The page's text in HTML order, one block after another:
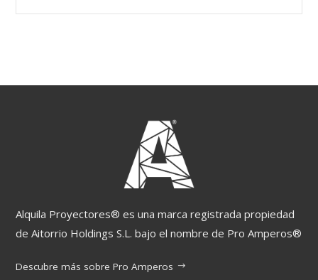
Alquila Proyectores® es una marca registrada propiedad
de Aitorrio Holdings S.L. bajo el nombre de Pro Amperos®
Descubre más sobre Pro Amperos